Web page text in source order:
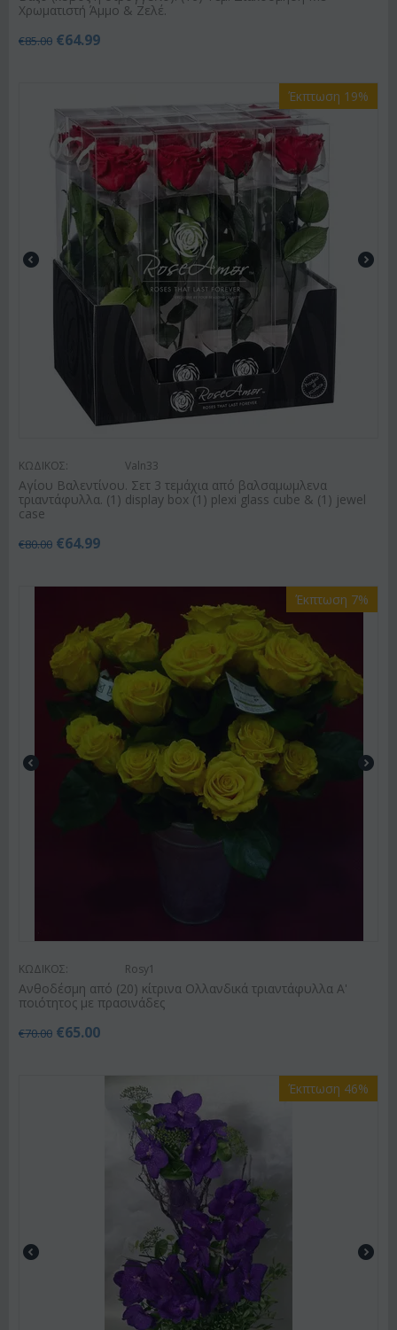
Χρωματιστή Άμμο & Ζελέ.
€85.00 €64.99
Έκπτωση 19%
ΚΩΔΙΚΟΣ: Valn33
Αγίου Βαλεντίνου. Σετ 3 τεμάχια από βαλσαμωμλενα
τριαντάφυλλα. (1) display box (1) plexi glass cube & (1) jewel
case
€80.00 €64.99
Έκπτωση 7%
ΚΩΔΙΚΟΣ: Rosy1
Ανθοδέσμη από (20) κίτρινα Ολλανδικά τριαντάφυλλα Α'
ποιότητος με πρασινάδες
€70.00 €65.00
Έκπτωση 46%